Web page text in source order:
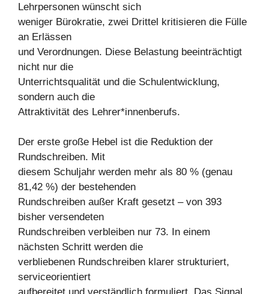
Lehrpersonen wünscht sich
weniger Bürokratie, zwei Drittel kritisieren die Fülle
an Erlässen
und Verordnungen. Diese Belastung beeinträchtigt
nicht nur die
Unterrichtsqualität und die Schulentwicklung,
sondern auch die
Attraktivität des Lehrer*innenberufs.
Der erste große Hebel ist die Reduktion der
Rundschreiben. Mit
diesem Schuljahr werden mehr als 80 % (genau
81,42 %) der bestehenden
Rundschreiben außer Kraft gesetzt – von 393
bisher versendeten
Rundschreiben verbleiben nur 73. In einem
nächsten Schritt werden die
verbliebenen Rundschreiben klarer strukturiert,
serviceorientiert